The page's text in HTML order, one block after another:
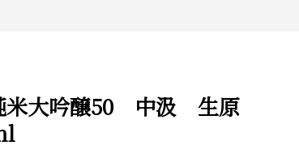
大吟醸50 中汲 生原